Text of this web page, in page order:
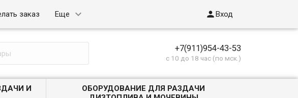
заказ Еще Вход
+7(911)954-43-53
с 10 до 18 час (по мск.)
И
ОБОРУДОВАНИЕ ДЛЯ РАЗДАЧИ